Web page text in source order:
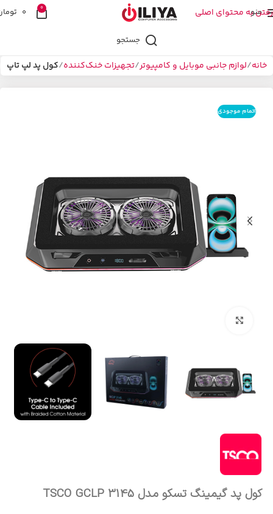
رفتن به محتوای اصلی
منو 0
0
جستجو
خانه لوازم جانبی موبایل و کامپیوتر تجهیزات خنک‌کننده کول پد لپ تاپ
اتمام موجودی
کول پد گیمینگ تسکو مدل TSCO GCLP 3145